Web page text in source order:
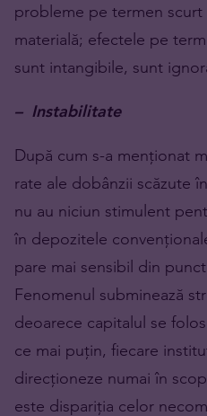
probleme pe termen
materială; efectele pe
sunt intangibile, sunt
– Instabilitate
După cum s-a menționat
rate ale dobânzii scăzute
nu au niciun stimulent
în depozitele
pare mai sensibil din
Fenomenul subminează
deoarece capitalul se
ce mai puțin, fiecare
direcționeze numai în
este dispariția celor